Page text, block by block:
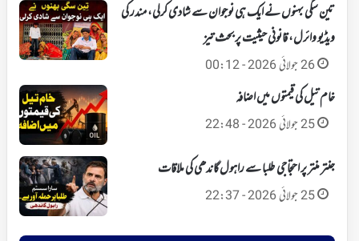
تین سگی بہنوں نے ایک ہی نوجوان سے شادی کرلی، مندر کی
ویڈیو وائرل، قانونی حیثیت پر بحث تیز
26 جولائی 2026 - 00:12
خام تیل کی قیمتوں میں اضافہ
25 جولائی 2026 - 22:48
جنتر منتر پر احتجاجی طلبا سے راہول گاندھی کی ملاقات
25 جولائی 2026 - 22:37